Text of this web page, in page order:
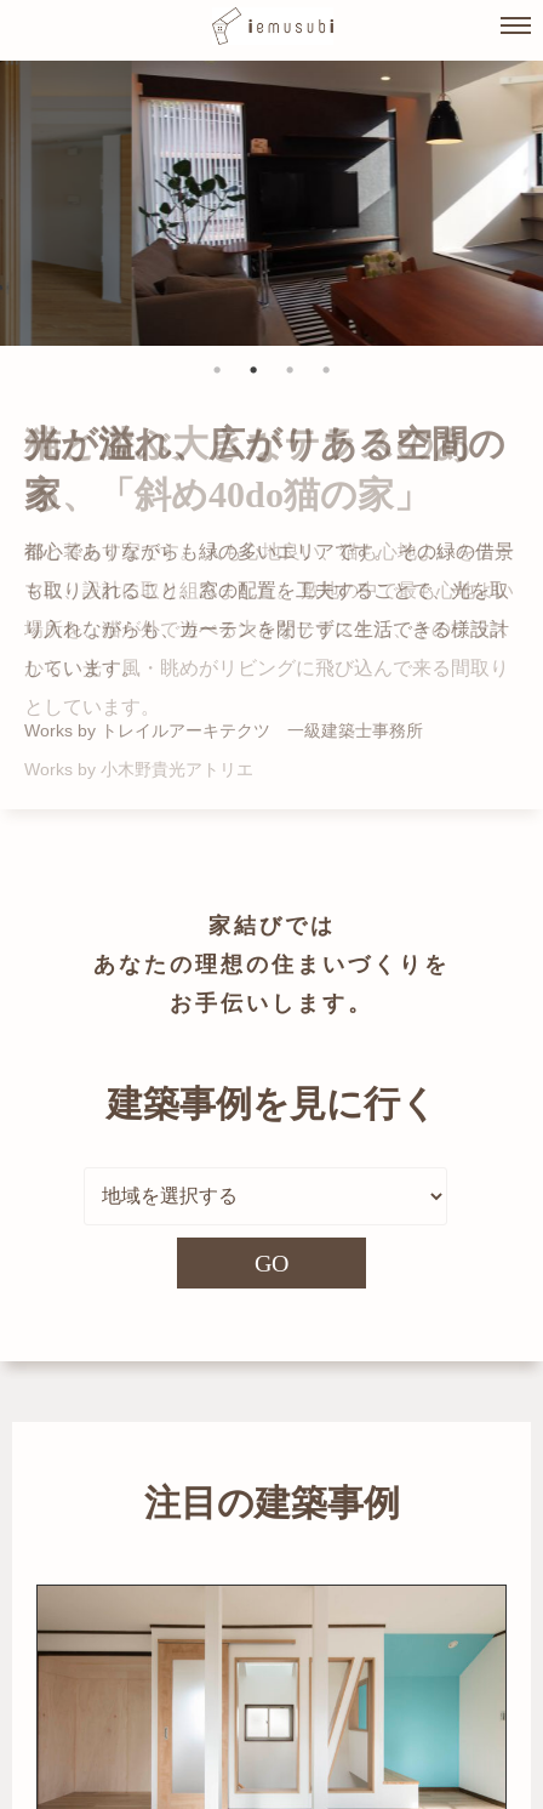
猫と暮らす家です。 人も心地良い、猫も心地よいをテー
マに、設計に取り組みました。 敷地の中で最も心地よい
場所を、猫が外で遊べる大きなテラスとし、そのテラス
から、光・風・眺めがリビングに飛び込んで来る間取り
としています。
Works by 小木野貴光アトリエ
光が溢れ、広がりある空間の
家
都心でありながらも緑の多いエリアです。 その緑の借景
も取り入れること、窓の配置を工夫することで、光を取
り入れながらも、カーテンを閉じずに生活できる様設計
しています。
Works by トレイルアーキテクツ 一級建築士事務所
自然の中の岩山を切り開いて造った、ワイルドなゲスト
ハウスをイメージした空間が広がる都市型住宅です。
かつての機織り工場が、その趣を残しつつ孫世帯の住居
へと蘇りました。
家結びでは
あなたの理想の住まいづくりを
お手伝いします。
建築事例を見に行く
GO
注目の建築事例